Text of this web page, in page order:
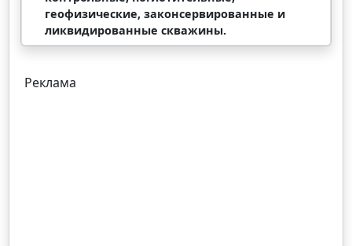
геофизические, законсервированные и
ликвидированные скважины.
Реклама